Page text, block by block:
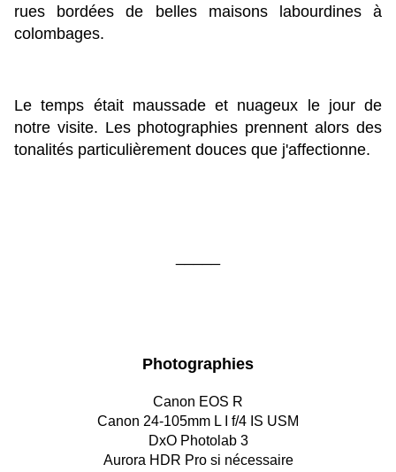
rues bordées de belles maisons labourdines à
colombages.
Le temps était maussade et nuageux le jour de
notre visite. Les photographies prennent alors des
tonalités particulièrement douces que j'affectionne.
Photographies
Canon EOS R
Canon 24-105mm L I f/4 IS USM
DxO Photolab 3
Aurora HDR Pro si nécessaire